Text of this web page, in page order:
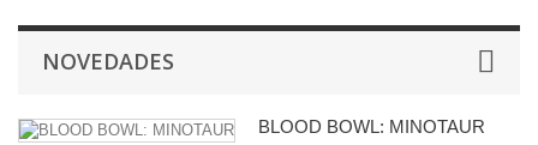
NOVEDADES
BLOOD BOWL: MINOTAUR